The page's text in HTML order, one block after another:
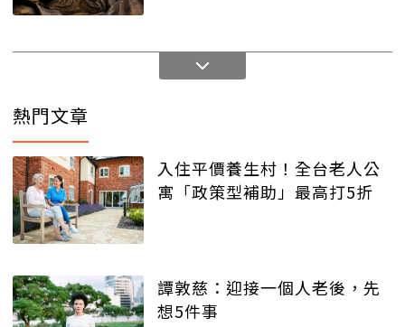
熱門文章
入住平價養生村！全台老人公
寓「政策型補助」最高打5折
譚敦慈：迎接一個人老後，先
想5件事